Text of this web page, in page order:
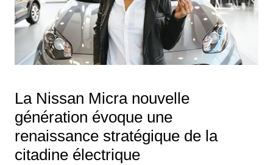
La Nissan Micra nouvelle
génération évoque une
renaissance stratégique de la
citadine électrique